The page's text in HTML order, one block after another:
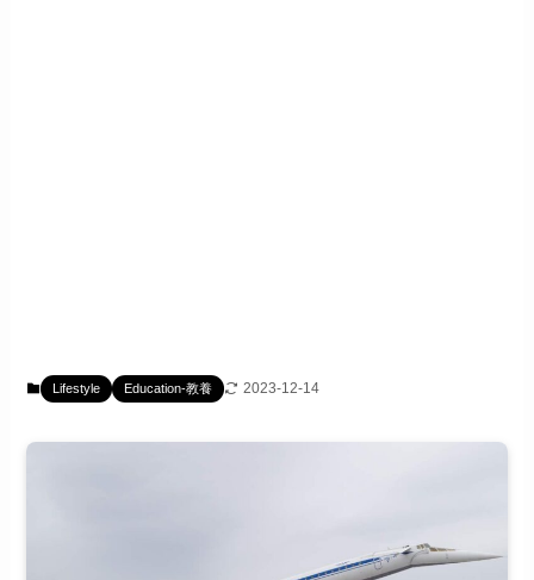
Lifestyle Education-教養 2023-12-14